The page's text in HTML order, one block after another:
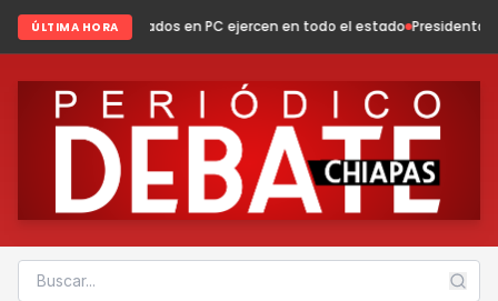
ÚLTIMA HORA
en PC ejercen en todo el estado Presidenta Fabiola Ricci